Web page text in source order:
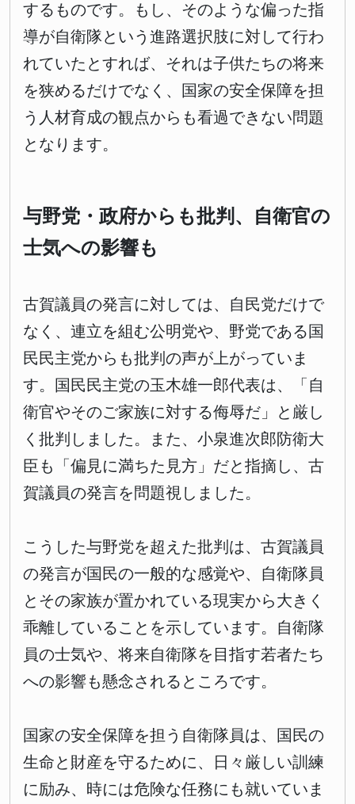
するものです。もし、そのような偏った指
導が自衛隊という進路選択肢に対して行わ
れていたとすれば、それは子供たちの将来
を狭めるだけでなく、国家の安全保障を担
う人材育成の観点からも看過できない問題
となります。
与野党・政府からも批判、自衛官の
士気への影響も
古賀議員の発言に対しては、自民党だけで
なく、連立を組む公明党や、野党である国
民民主党からも批判の声が上がっていま
す。国民民主党の玉木雄一郎代表は、「自
衛官やそのご家族に対する侮辱だ」と厳し
く批判しました。また、小泉進次郎防衛大
臣も「偏見に満ちた見方」だと指摘し、古
賀議員の発言を問題視しました。
こうした与野党を超えた批判は、古賀議員
の発言が国民の一般的な感覚や、自衛隊員
とその家族が置かれている現実から大きく
乖離していることを示しています。自衛隊
員の士気や、将来自衛隊を目指す若者たち
への影響も懸念されるところです。
国家の安全保障を担う自衛隊員は、国民の
生命と財産を守るために、日々厳しい訓練
に励み、時には危険な任務にも就いていま